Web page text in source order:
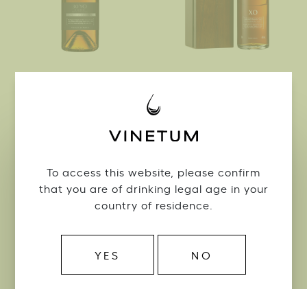
To access this website, please confirm
that you are of drinking legal age in your
country of residence.
YES NO